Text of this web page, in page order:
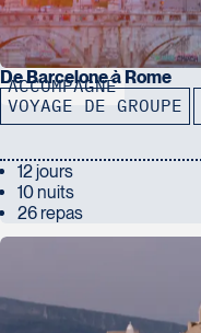
ACCOMPAGNÉ
De Barcelone à Rome
VOYAGE DE GROUPE
12 jours
10 nuits
26 repas